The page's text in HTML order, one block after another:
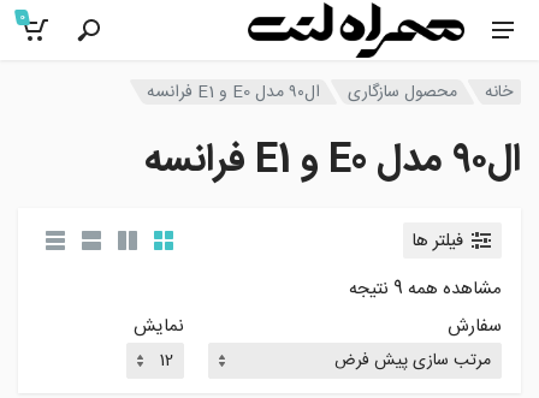
0
خانه محصول سازگاری ال۹۰ مدل E0 و E1 فرانسه
ال۹۰ مدل E0 و E1 فرانسه
فیلتر ها
مشاهده همه 9 نتیجه
سفارش
نمایش